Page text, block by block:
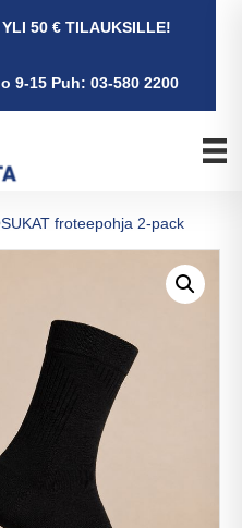
50 € TILAUKSILLE!
9-15 Puh: 03-580 2200
froteepohja 2-pack